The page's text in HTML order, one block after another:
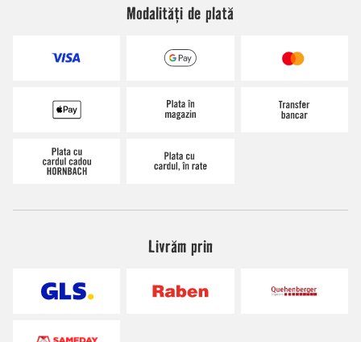
Modalități de plată
Livrăm prin